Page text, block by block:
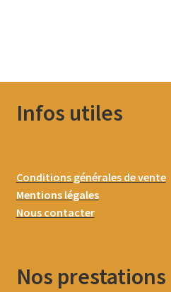
Infos utiles
Conditions générales de vente
Mentions légales
Nous contacter
Nos prestations